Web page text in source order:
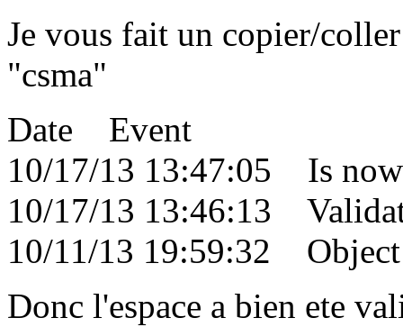
Je vous fait un copier/
"csma"
Date Event
10/17/13 13:47:05 Is
10/17/13 13:46:13
10/11/13 19:59:32
Donc l'espace a bien ete